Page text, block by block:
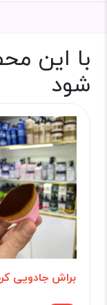
با این
شود
براش جادویی